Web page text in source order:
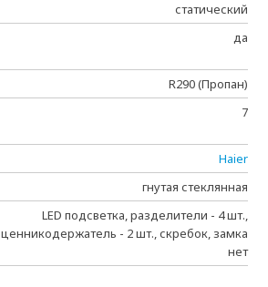
статический
да
R290 (Пропан)
7
Haier
гнутая стеклянная
LED подсветка, разделители - 4 шт.,
ценникодержатель - 2 шт., скребок, замка
нет